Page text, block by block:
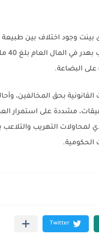
بينت وجود اختلاف بين طبيعة
على البضاعة.
بحق المخالفين،
مشددة على استمرار
التهريب والتلاعب
الحكومية.